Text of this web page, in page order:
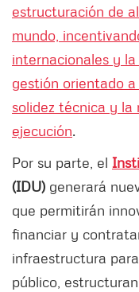
estructuración de
mundo,
internacionales y
gestión orientado
solidez técnica y la
ejecución.
Por su parte, el
(IDU) generará
que permitirán
financiar y
infraestructura
público,